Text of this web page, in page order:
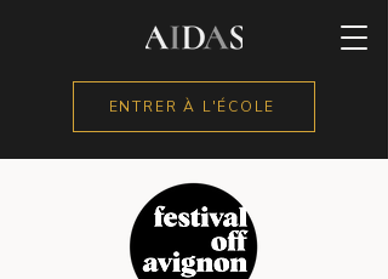
ENTRER À L'ÉCOLE